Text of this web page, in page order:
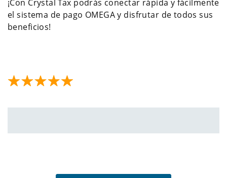
¡Con Crystal Tax podrás conectar rápida y fácilmente
el sistema de pago OMEGA y disfrutar de todos sus
beneficios!